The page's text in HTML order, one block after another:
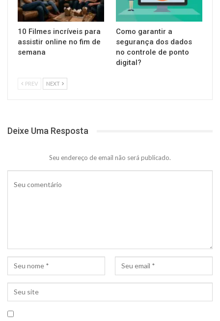
10 Filmes incríveis para
assistir online no fim de
semana
Como garantir a
segurança dos dados
no controle de ponto
digital?
PREV NEXT
Deixe Uma Resposta
Seu endereço de email não será publicado.